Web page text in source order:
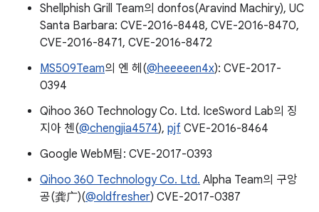
Shellphish Grill Team의 donfos(Aravind Machiry), UC
Santa Barbara: CVE-2016-8448, CVE-2016-8470,
CVE-2016-8471, CVE-2016-8472
MS509Team의 엔 헤(@heeeeen4x): CVE-2017-
0394
Qihoo 360 Technology Co. Ltd. IceSword Lab의 징
지아 첸(@chengjia4574), pjf CVE-2016-8464
Google WebM팀: CVE-2017-0393
Qihoo 360 Technology Co. Ltd. Alpha Team의 구앙
공(龚广)(@oldfresher) CVE-2017-0387